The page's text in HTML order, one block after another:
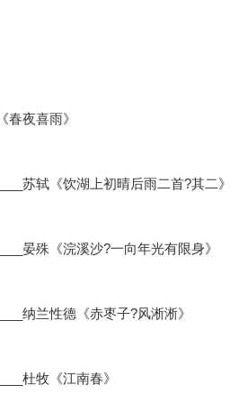
春夜喜雨》
苏轼《饮湖上初晴后雨二首?其二》
晏殊《浣溪沙?一向年光有限身》
纳兰性德《赤枣子?风淅淅》
杜牧《江南春》